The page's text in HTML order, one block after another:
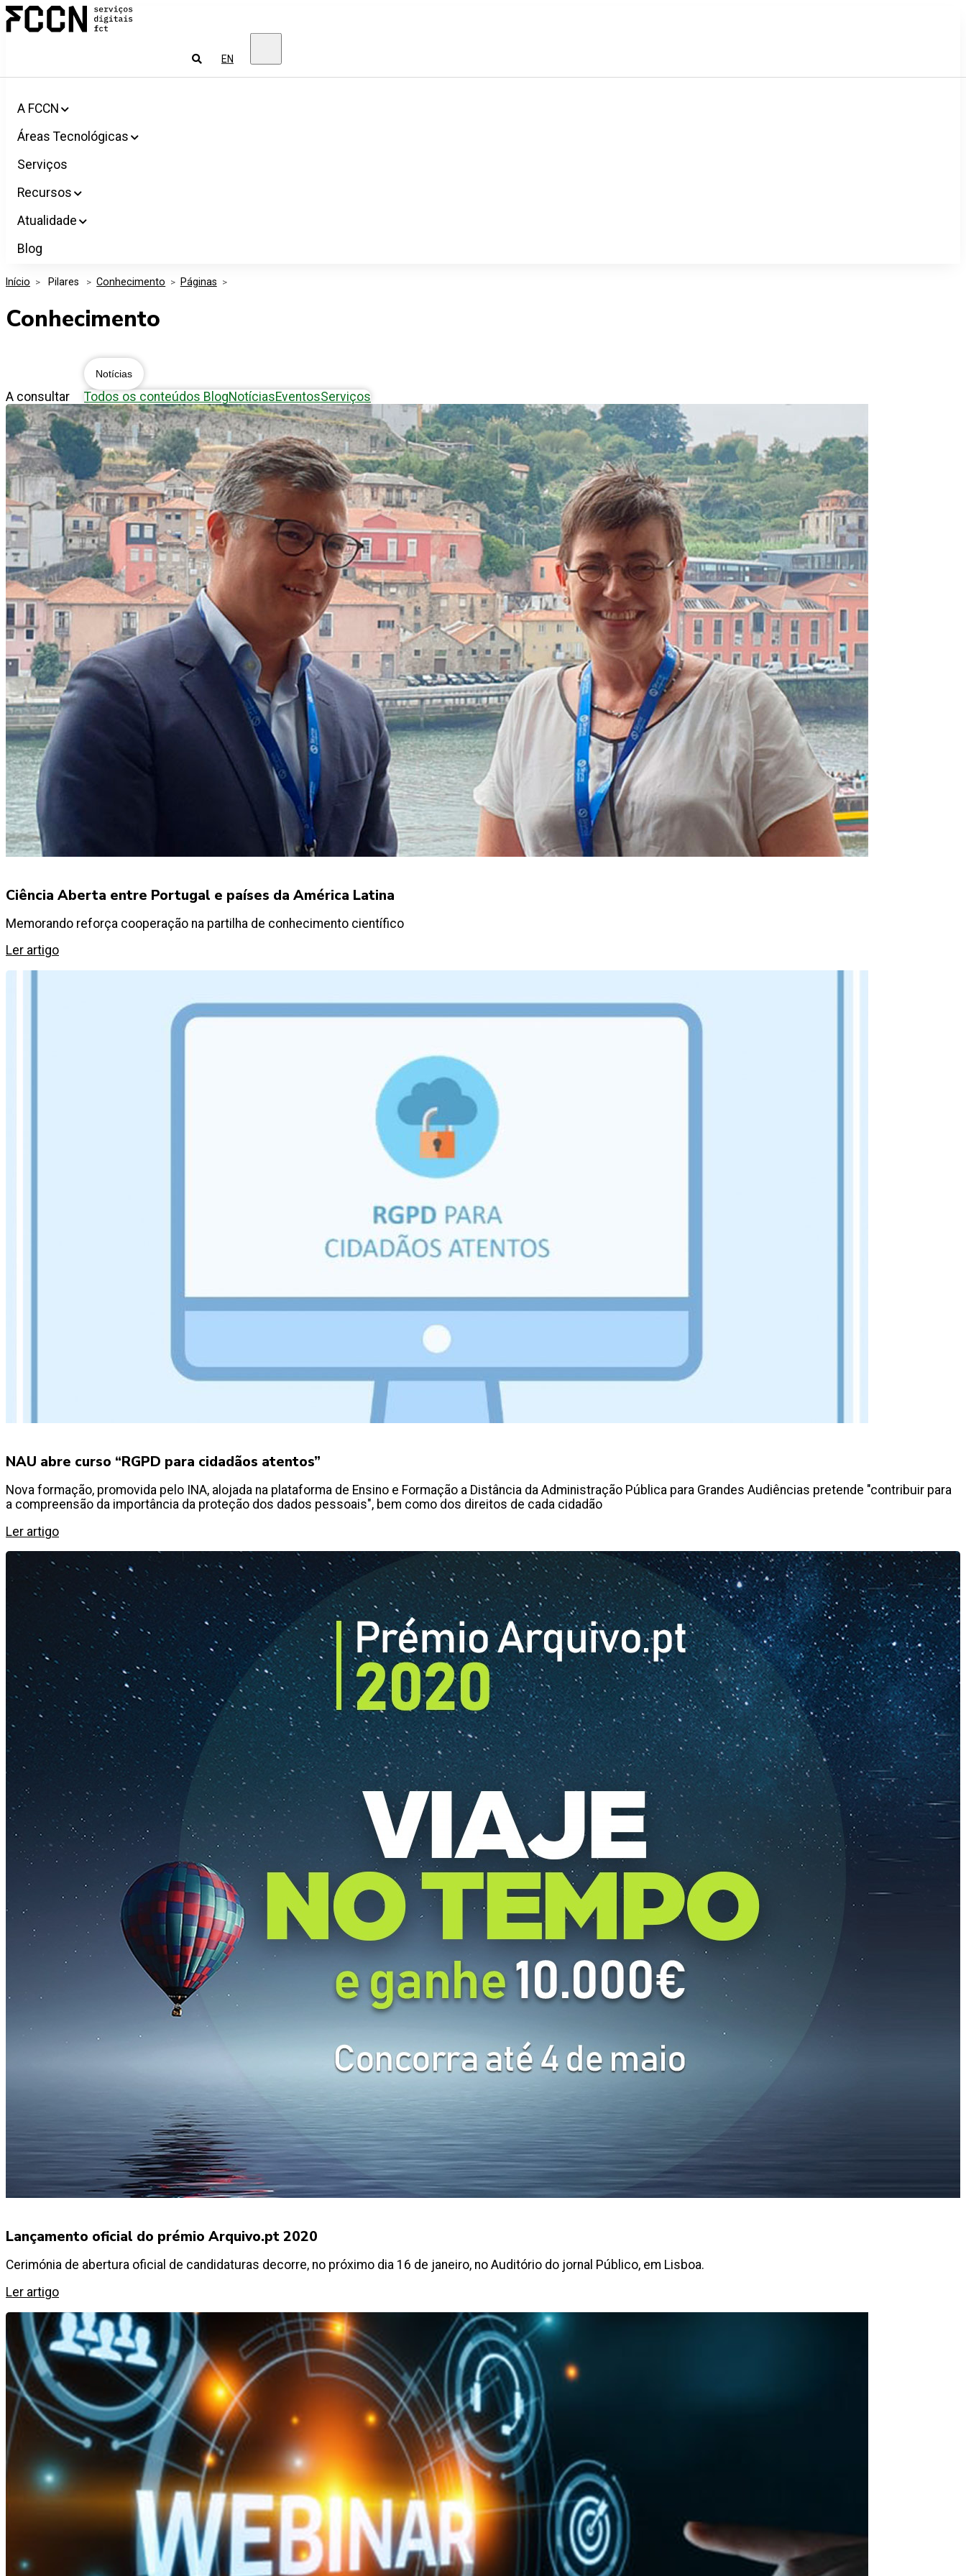
Salta
para
Pesquisar
EN
A FCCN
Áreas Tecnológicas
Serviços
Recursos
Atualidade
Blog
Início > Pilares > Conhecimento > Páginas >
Conhecimento
A consultar
Notícias
Todos os conteúdos BlogNotíciasEventosServiços
Ciência Aberta entre Portugal e países da América Latina
Memorando reforça cooperação na partilha de conhecimento científico
Ler artigo
NAU abre curso “RGPD para cidadãos atentos”
Nova formação, promovida pelo INA, alojada na plataforma de Ensino e Formação a Distância da Administração Pública para Grandes Audiências pretende "contribuir para
a compreensão da importância da proteção dos dados pessoais", bem como dos direitos de cada cidadão
Ler artigo
Lançamento oficial do prémio Arquivo.pt 2020
Cerimónia de abertura oficial de candidaturas decorre, no próximo dia 16 de janeiro, no Auditório do jornal Público, em Lisboa.
Ler artigo